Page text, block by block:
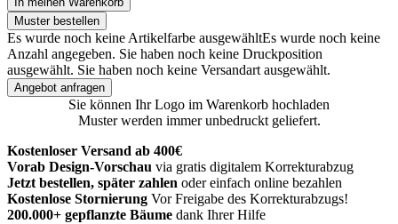
Muster bestellen
Es wurde noch keine Artikelfarbe ausgewähltEs wurde noch keine
Anzahl angegeben. Sie haben noch keine Druckposition
ausgewählt. Sie haben noch keine Versandart ausgewählt.
Angebot anfragen
Sie können Ihr Logo im Warenkorb hochladen
Muster werden immer unbedruckt geliefert.
Kostenloser Versand ab 400€
Vorab Design-Vorschau via gratis digitalem Korrekturabzug
Jetzt bestellen, später zahlen oder einfach online bezahlen
Kostenlose Stornierung Vor Freigabe des Korrekturabzugs!
200.000+ gepflanzte Bäume dank Ihrer Hilfe